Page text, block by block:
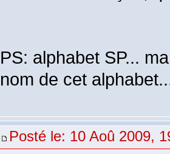
PS: alphabet SP...
nom de cet
Posté le: 10 Aoû 2009,